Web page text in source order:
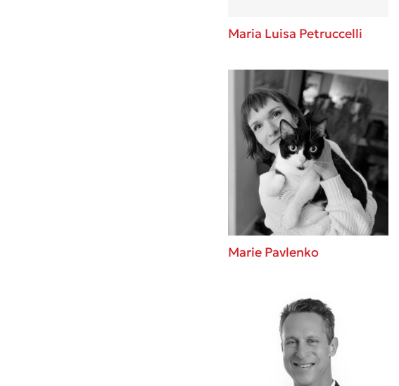
Maria Luisa Petruccelli
Marie Pavlenko